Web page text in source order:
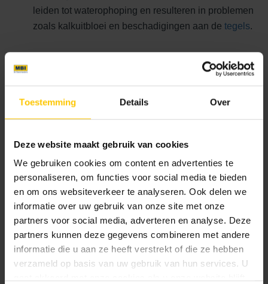
Toestemming Details Over
Deze website maakt gebruik van cookies
We gebruiken cookies om content en advertenties te
personaliseren, om functies voor social media te bieden
en om ons websiteverkeer te analyseren. Ook delen we
informatie over uw gebruik van onze site met onze
partners voor social media, adverteren en analyse. Deze
partners kunnen deze gegevens combineren met andere
informatie die u aan ze heeft verstrekt of die ze hebben
verzameld op basis van uw gebruik van hun services. U
leiden tot waterophoping en resulteren in problemen
zoals kalkuitbloei en beschadigingen aan de tegels.
Voordelen van GeoCeramica® terrastegels
OnzeGeoCeramica®terrastegels bieden extra voordelen
dankzij hun unieke eigenschappen:
Stabikorn® in GeoCeramica® tegels zorgt voor
uitstekende waterafvoer, wat helpt bij het voorkomen
van watergerelateerde problemen.
Keramische toplaag: De keramische bovenlaag van
deze tegels is bestand tegen kalkuitbloei, waardoor
jouw terras er langer mooi blijft uitzien.
Samenvatting